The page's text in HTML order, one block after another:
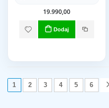
19.990,00
Dodaj
1 2 3 4 5 6